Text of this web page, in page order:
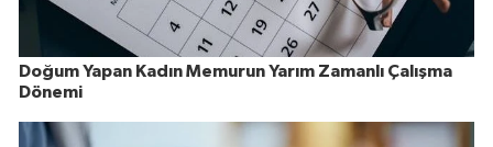
Doğum Yapan Kadın Memurun Yarım Zamanlı Çalışma
Dönemi